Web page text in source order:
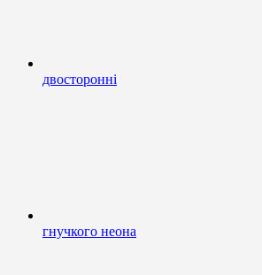
двосторонні
гнучкого неона